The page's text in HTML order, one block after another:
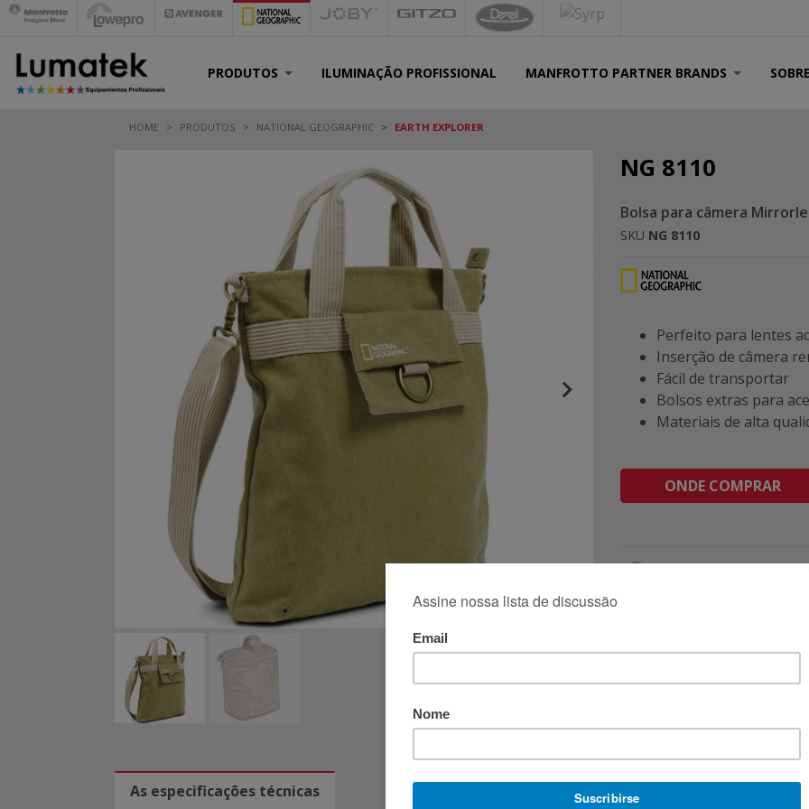
PRODUTOS ILUMINAÇÃO PROFISSIONAL MANFROTTO PARTNER BRANDS
HOME PRODUTOS NATIONAL GEOGRAPHIC EARTH EXPLORER
NG 8110
Bolsa para câmera
SKU NG 8110
Perfeito para lentes
Inserção de câmera
Fácil de transportar
Bolsos extras para
Materiais de alta
ONDE COMPRAR
Facebook
TwitterEmail
As especificações técnicas